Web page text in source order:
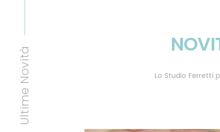
Ultime Novità Lo Studio Ferretti